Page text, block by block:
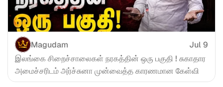
Magudam
Jul 9
இலங்கை சிறைச்சாலைகள் நரகத்தின் ஒரு பகுதி ! சுகாதார
அமைச்சரிடம் அர்ச்சுனா முன்வைத்த காரணமான கேள்வி